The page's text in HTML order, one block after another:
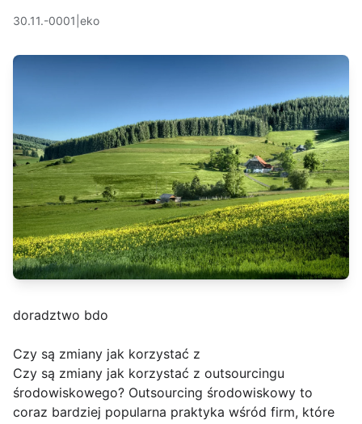
30.11.-0001 eko
doradztwo bdo
Czy są zmiany jak korzystać z
Czy są zmiany jak korzystać z outsourcingu
środowiskowego? Outsourcing środowiskowy to
coraz bardziej popularna praktyka wśród firm, które